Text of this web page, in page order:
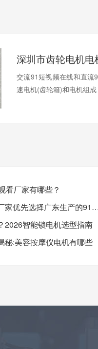
交流91短视频在线和直流
速电机(齿轮箱)和电机组
看厂家有哪些？
为什么越来越多智能门锁厂家优先选择广
2026智能锁电机选型指南
秘:美容按摩仪电机有哪些